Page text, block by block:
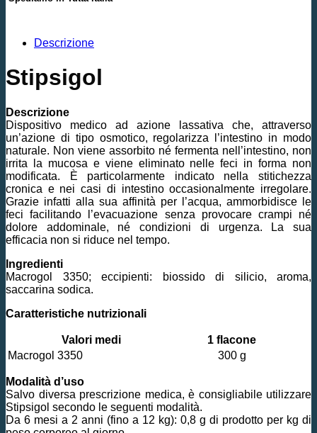
Descrizione
Stipsigol
Descrizione
Dispositivo medico ad azione lassativa che, attraverso
un’azione di tipo osmotico, regolarizza l’intestino in modo
naturale. Non viene assorbito né fermenta nell’intestino, non
irrita la mucosa e viene eliminato nelle feci in forma non
modificata. È particolarmente indicato nella stitichezza
cronica e nei casi di intestino occasionalmente irregolare.
Grazie infatti alla sua affinità per l’acqua, ammorbidisce le
feci facilitando l’evacuazione senza provocare crampi né
dolore addominale, né condizioni di urgenza. La sua
efficacia non si riduce nel tempo.
Ingredienti
Macrogol 3350; eccipienti: biossido di silicio, aroma,
saccarina sodica.
Caratteristiche nutrizionali
Valori medi
1 flacone
Macrogol 3350
300 g
Modalità d’uso
Salvo diversa prescrizione medica, è consigliabile utilizzare
Stipsigol secondo le seguenti modalità.
Da 6 mesi a 2 anni (fino a 12 kg): 0,8 g di prodotto per kg di